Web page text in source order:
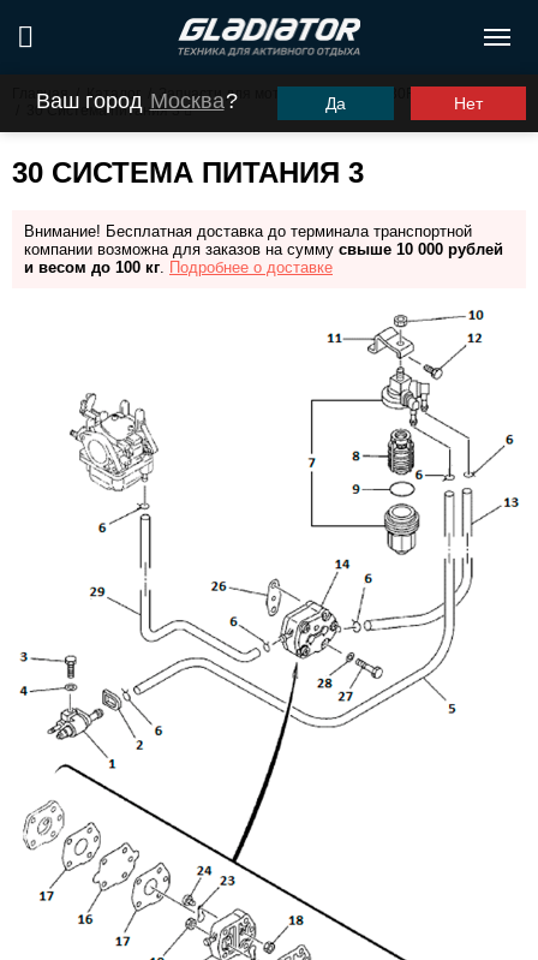
Ваш город Москва? Да Нет
Главная / Каталог Запчасти для моторов ПЛМ
G30FHS (G30FES)
30 Система питания 3
30 СИСТЕМА ПИТАНИЯ 3
Внимание! Бесплатная доставка до терминала транспортной
компании возможна для заказов на сумму свыше 10 000 рублей
и весом до 100 кг. Подробнее о доставке